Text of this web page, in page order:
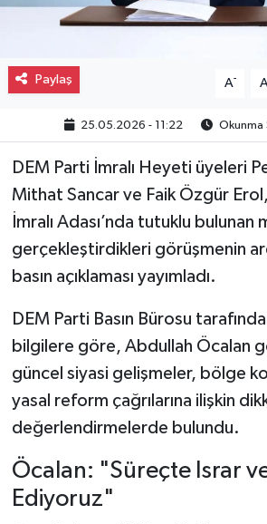
Paylaş A-
25.05.2026 - 11:22 Okunma
DEM Parti İmralı Heyeti üyeleri
Mithat Sancar ve Faik Özgür
İmralı Adası’nda tutuklu bulunan
gerçekleştirdikleri görüşmenin
basın açıklaması yayımladı.
DEM Parti Basın Bürosu
bilgilere göre, Abdullah Öcalan
güncel siyasi gelişmeler, bölge
yasal reform çağrılarına ilişkin
değerlendirmelerde bulundu.
Öcalan: "Süreçte Israr
Ediyoruz"